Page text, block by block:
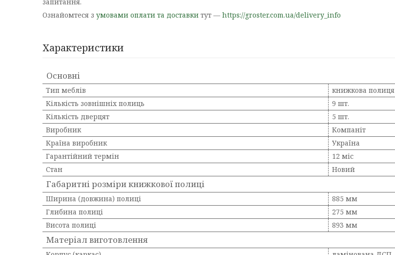
Ознайомтеся з умовами оплати та доставки тут — https://groster.com.ua/delivery_info
Характеристики
Основні
Тип меблів
книжкова полиця
Кількість зовнішніх полиць
9 шт.
Кількість дверцят
5 шт.
Виробник
Компаніт
Країна виробник
Україна
Гарантійний термін
12 міс
Стан
Новий
Габаритні розміри книжкової полиці
Ширина (довжина) полиці
885 мм
Глибина полиці
275 мм
Висота полиці
893 мм
Матеріал виготовлення